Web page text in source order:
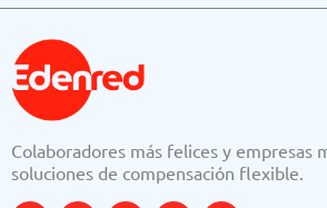
Colaboradores más felices y empresas
soluciones de compensación flexible.